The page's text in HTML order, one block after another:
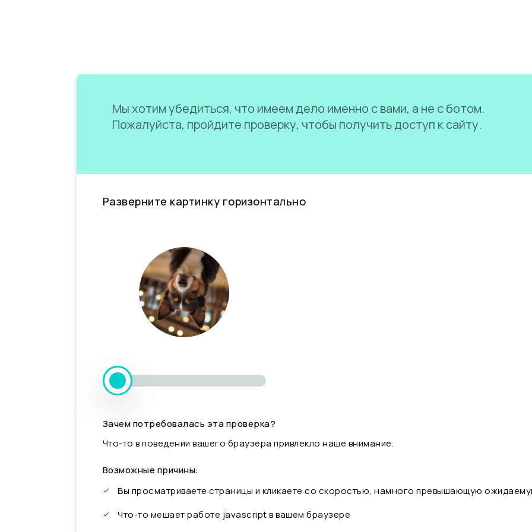
Мы хотим убедиться, что имеем дело именно с вами, а не с ботом.
Пожалуйста, пройдите проверку, чтобы получить доступ к сайту.
Разверните картинку горизонтально
Зачем потребовалась эта проверка?
Что-то в поведении вашего браузера привлекло наше внимание.
Возможные причины:
Вы просматриваете страницы и кликаете со скоростью, намного превышающую
Что-то мешает работе javascript в вашем браузере